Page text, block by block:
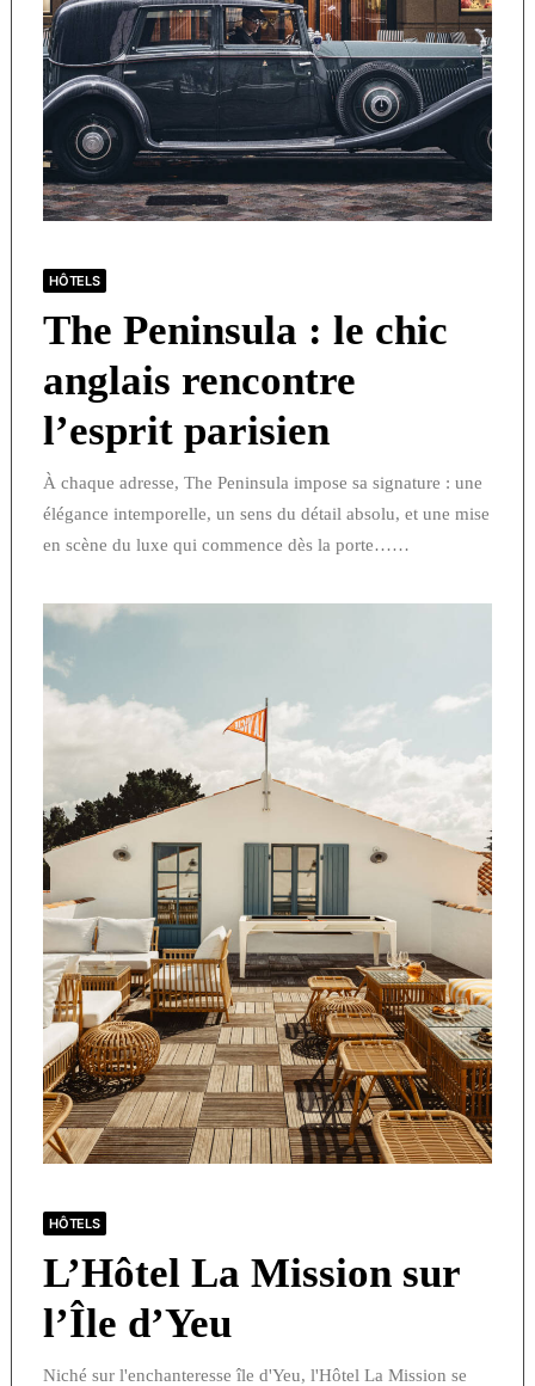
HÔTELS
The Peninsula : le chic
anglais rencontre
l’esprit parisien
À chaque adresse, The Peninsula impose sa signature : une
élégance intemporelle, un sens du détail absolu, et une mise
en scène du luxe qui commence dès la porte……
HÔTELS
L’Hôtel La Mission sur
l’Île d’Yeu
Niché sur l'enchanteresse île d'Yeu, l'Hôtel La Mission se